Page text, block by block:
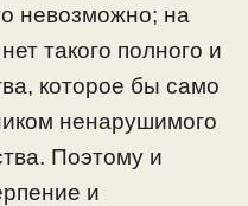
невозможно; на
такого полного и
которое бы само
ненарушимого
Поэтому и
и